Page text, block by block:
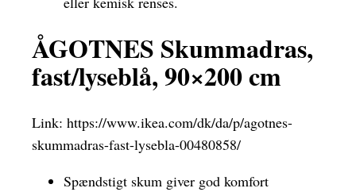
ÅGOTNES Skummadras,
fast/lyseblå, 90×200 cm
Link: https://www.ikea.com/dk/da/p/agotnes-
skummadras-fast-lysebla-00480858/
Spændstigt skum giver god komfort